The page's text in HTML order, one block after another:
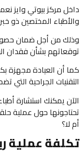
داخل مركز بيوتي وايز
والأطباء المختصين ذو
وذلك من أجل ضمان حصول
توقعاتهم بشأن فقدان
كما أن العيادة مجهزة
التقنيات الجراحية التي
الآن يمكنك استشارة
تحتاجونها حول عملية
أم لا؟
تكلفة عملية